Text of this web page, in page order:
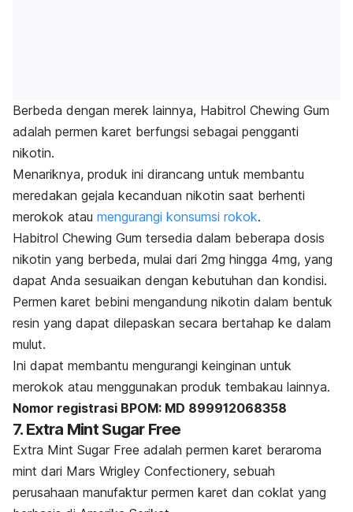
Berbeda dengan merek lainnya, Habitrol Chewing Gum
adalah permen karet berfungsi sebagai pengganti
nikotin.
Menariknya, produk ini dirancang untuk membantu
meredakan gejala kecanduan nikotin saat berhenti
merokok atau mengurangi konsumsi rokok.
Habitrol Chewing Gum tersedia dalam beberapa dosis
nikotin yang berbeda, mulai dari 2mg hingga 4mg, yang
dapat Anda sesuaikan dengan kebutuhan dan kondisi.
Permen karet bebini mengandung nikotin dalam bentuk
resin yang dapat dilepaskan secara bertahap ke dalam
mulut.
Ini dapat membantu mengurangi keinginan untuk
merokok atau menggunakan produk tembakau lainnya.
Nomor registrasi BPOM: MD 899912068358
7. Extra Mint Sugar Free
Extra Mint Sugar Free adalah permen karet beraroma
mint dari Mars Wrigley Confectionery, sebuah
perusahaan manufaktur permen karet dan coklat yang